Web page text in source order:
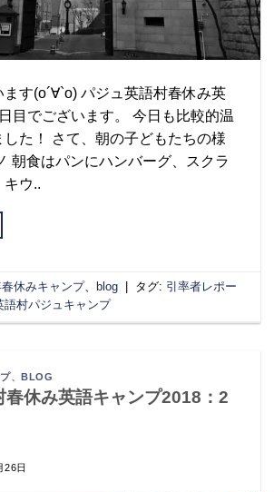
す(о´∀`о) パジュ英語村春休み英
目でございます。 今日も比較的温
た！ さて、朝の子どもたちの様
朝食はパンにハンバーグ、スクラ
キウ..
休みキャンプ、 blog タグ: 引率者レポー
語村パジュキャンプ
、BLOG
春休み英語キャンプ2018：2
26日